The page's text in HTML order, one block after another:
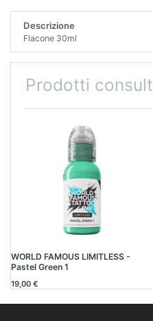
Descrizione
Flacone 30ml
Prodotti
WORLD FAMOUS LIMITLESS -
Pastel Green 1
19,00 €